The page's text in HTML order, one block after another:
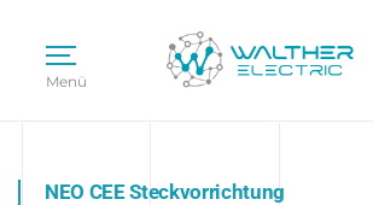
Menü
NEO CEE Steckvorrichtung